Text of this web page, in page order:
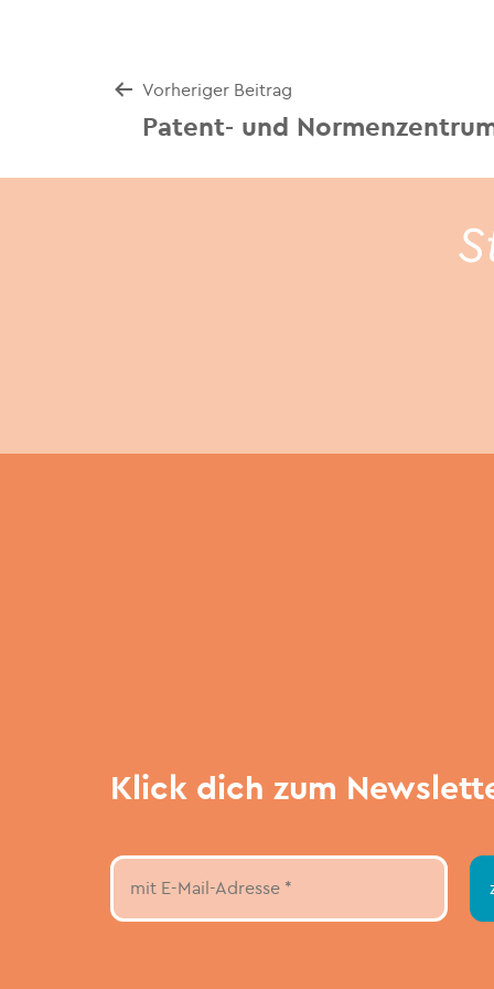
Beitrags-
Navigation
Vorheriger Beitrag
Patent- und
Klick dich zum